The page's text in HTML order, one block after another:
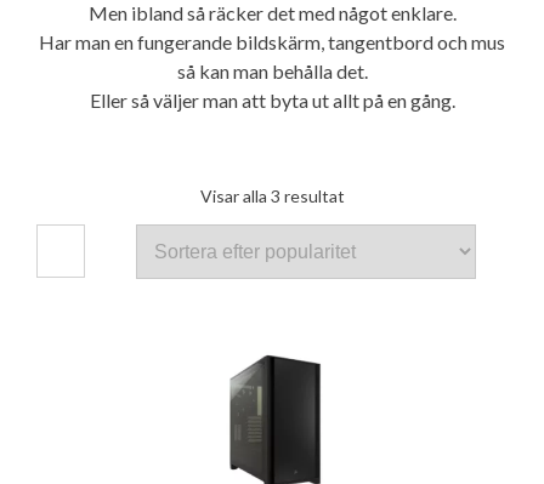
Men ibland så räcker det med något enklare.
Har man en fungerande bildskärm, tangentbord och mus
så kan man behålla det.
Eller så väljer man att byta ut allt på en gång.
Visar alla 3 resultatSortera
efter